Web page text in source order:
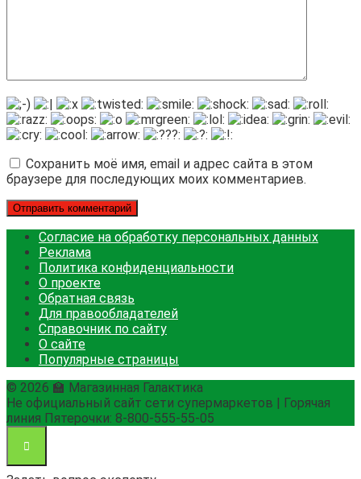
Сохранить моё имя, email и адрес сайта в этом
браузере для последующих моих комментариев.
Согласие на обработку персональных данных
Реклама
Политика конфиденциальности
О проекте
Обратная связь
Для правообладателей
Справочник по сайту
О сайте
Популярные страницы
© 2026 🏫 Магазинная Галактика
Не официальный сайт сети супермаркетов | Горячая
линия Пятерочки: 8-800-555-55-05